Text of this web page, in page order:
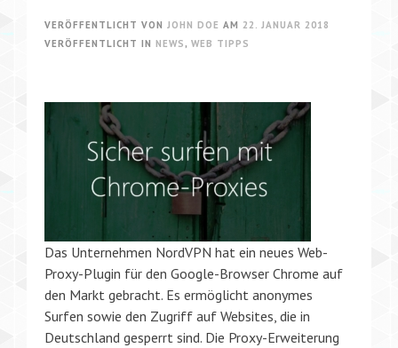
VERÖFFENTLICHT VON JOHN DOE AM 22. JANUAR 2018
VERÖFFENTLICHT IN NEWS , WEB TIPPS
Das Unternehmen NordVPN hat ein neues Web-
Proxy-Plugin für den Google-Browser Chrome auf
den Markt gebracht. Es ermöglicht anonymes
Surfen sowie den Zugriff auf Websites, die in
Deutschland gesperrt sind. Die Proxy-Erweiterung